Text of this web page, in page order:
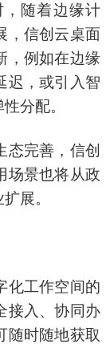
随着边缘计
，信创云桌面
，例如在边缘
迟，或引入智
分配。
态完善，信创
场景也将从政
展。
化工作空间的
接入、协同办
随时随地获取